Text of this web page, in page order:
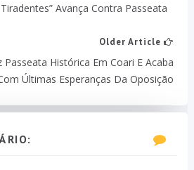
Avança Contra Passeata
Older Article
Histórica Em Coari E Acaba
Últimas Esperanças Da Oposição